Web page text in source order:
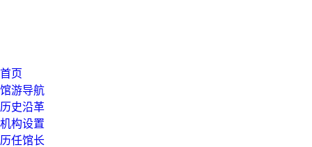
首页
馆游导航
历史沿革
机构设置
历任馆长